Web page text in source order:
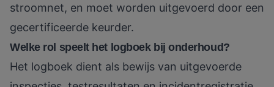
stroomnet, en moet worden uitgevoerd door een
gecertificeerde keurder.
Welke rol speelt het logboek bij onderhoud?
Het logboek dient als bewijs van uitgevoerde